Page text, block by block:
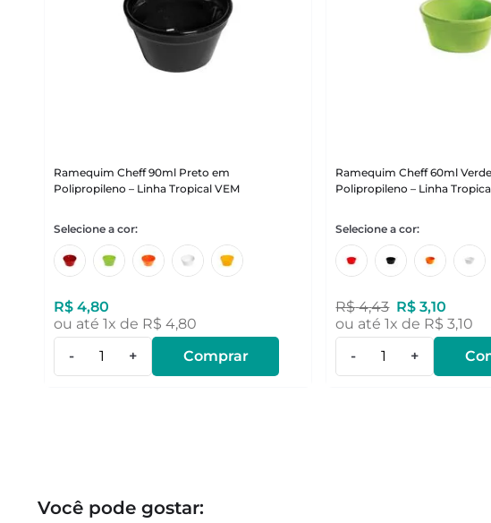
Ramequim Cheff 90ml Preto em
Polipropileno – Linha Tropical VEM
R$ 4,80
ou até1x de R$ 4,80
-
+ Comprar
Ramequim Cheff 60ml
Polipropileno – Linha
R$ 4,43 R$ 3,10
ou até1x de R$ 3,10
-
+
Você pode gostar: